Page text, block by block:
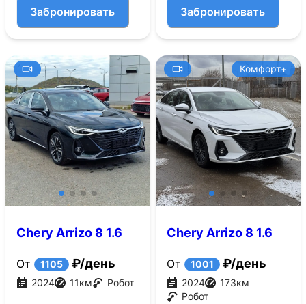
Забронировать Забронировать
Chery Arrizo 8 1.6
От 1105 ₽/день
2024 11км Робот
Комфорт+
Chery Arrizo 8 1.6
От 1001 ₽/день
2024 173км
Робот